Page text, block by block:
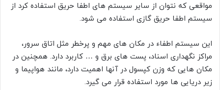
مواقعی که نتوان از سایر سیستم های اطفا حریق استفاده کرد از
سیستم اطفا حریق گازی استفاده می شود.
این سیستم اطفاء در مکان های مهم و پرخطر مثل اتاق سرور،
مراکز نگهداری اسناد، پست های برق و … کاربرد دارد. همچنین در
مکان هایی که وزن کپسول در آنها اهمیت دارد، مانند هواپیما و
زیر دریایی ها مورد استفاده قرار می گیرد.